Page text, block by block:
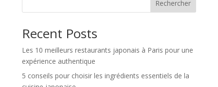
Rechercher
Recent Posts
Les 10 meilleurs restaurants japonais à Paris pour une
expérience authentique
5 conseils pour choisir les ingrédients essentiels de la